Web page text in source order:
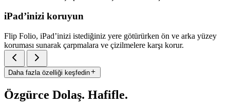
iPad’inizi koruyun
Flip Folio, iPad’inizi istediğiniz yere götürürken ön ve arka yüzey
koruması sunarak çarpmalara ve çizilmelere karşı korur.
Daha fazla özelliği keşfedin
Özgürce Dolaş. Hafifle.